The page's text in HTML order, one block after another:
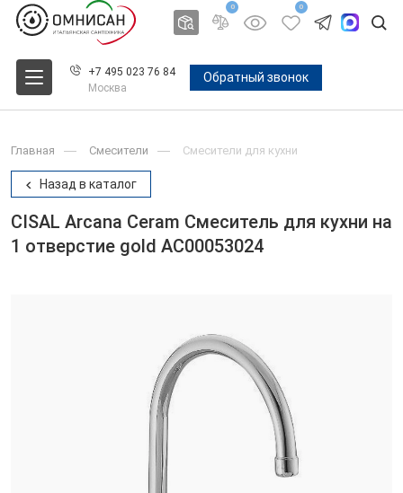
0 0
+7 495 023 76 84
Москва
Обратный звонок
Главная Смесители Смесители для кухни
Назад в каталог
CISAL Arcana Ceram Смеситель для кухни на
1 отверстие gold AC00053024